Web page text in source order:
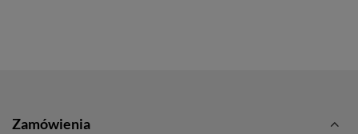
Zamówienia